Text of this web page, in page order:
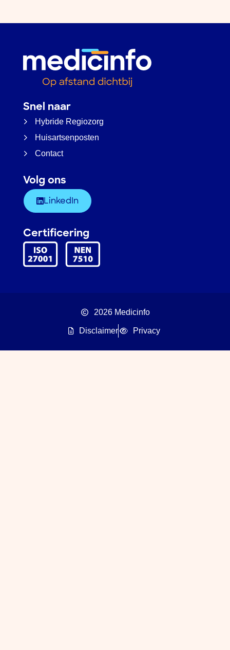
Snel naar
Hybride Regiozorg
Huisartsenposten
Contact
Volg ons
LinkedIn
Certificering
2026 Medicinfo
Disclaimer Privacy